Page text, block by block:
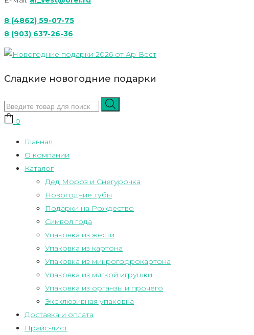
8 (4862) 59-07-75
8 (903) 637-26-36
Сладкие новогодние подарки
0
Главная
О компании
Каталог
Дед Мороз и Снегурочка
Новогодние тубы
Подарки на Рождество
Символ года
Упаковка из жести
Упаковка из картона
Упаковка из микрогофрокартона
Упаковка из мягкой игрушки
Упаковка из органзы и прочего
Эксклюзивная упаковка
Доставка и оплата
Прайс-лист